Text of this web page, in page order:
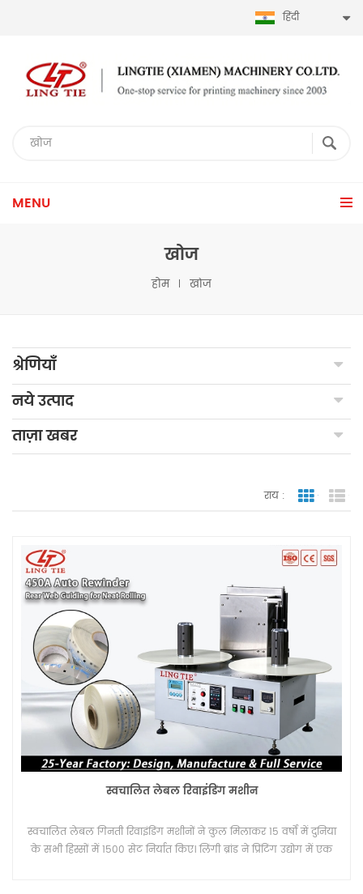
हिंदी
MENU
खोज
होम खोज
श्रेणियाँ
नये उत्पाद
ताज़ा खबर
राय : जाली
स्वचालित लेबल रिवाइंडिंग मशीन
स्वचालित लेबल गिनती रिवाइंडिंग मशीनों ने कुल मिलाकर 15 वर्षों में दुनिया
के सभी हिस्सों में 1500 सेट निर्यात किए। लिंगी ब्रांड ने प्रिंटिंग उद्योग में एक